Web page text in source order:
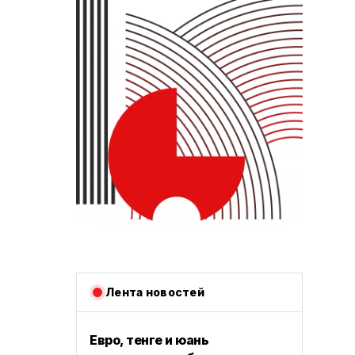
Лента новостей
Евро, тенге и юань